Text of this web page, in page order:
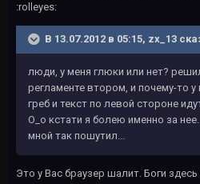
:rolleyes:
В 13.07.2012 в 05:15, zx_13
люди, у меня глюки или нет?
регламенте втором, и почему-то у
греб и текст по левой стороне
O_o кстати я болею именно за
мной так пошутил...
Это у Вас браузер шалит. Боги